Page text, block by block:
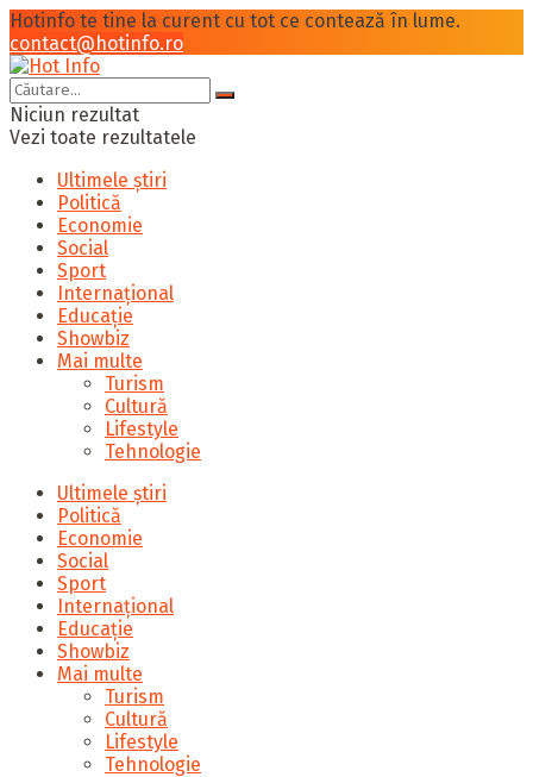
Hotinfo te tine la curent cu tot ce contează în lume.
contact@hotinfo.ro
Niciun rezultat
Vezi toate rezultatele
Ultimele știri
Politică
Economie
Social
Sport
Internațional
Educație
Showbiz
Mai multe
Turism
Cultură
Lifestyle
Tehnologie
Ultimele știri
Politică
Economie
Social
Sport
Internațional
Educație
Showbiz
Mai multe
Turism
Cultură
Lifestyle
Tehnologie